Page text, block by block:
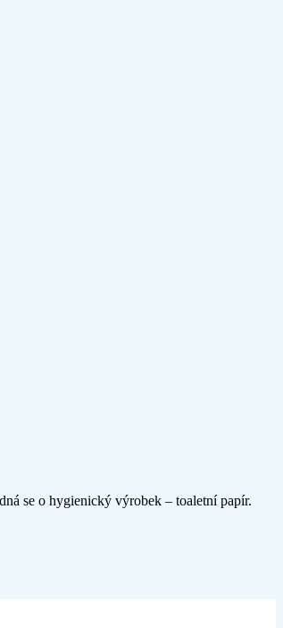
se o hygienický výrobek – toaletní papír.